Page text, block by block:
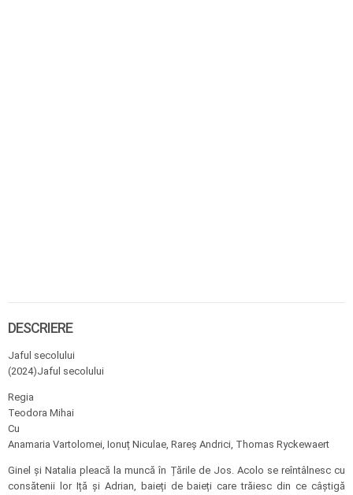
DESCRIERE
Jaful secolului
(2024)Jaful secolului
Regia
Teodora Mihai
Cu
Anamaria Vartolomei, Ionuț Niculae, Rareș Andrici, Thomas Ryckewaert
Ginel și Natalia pleacă la muncă în Țările de Jos. Acolo se reîntâlnesc cu
consătenii lor Iță și Adrian, baieți de baieți care trăiesc din ce câștigă